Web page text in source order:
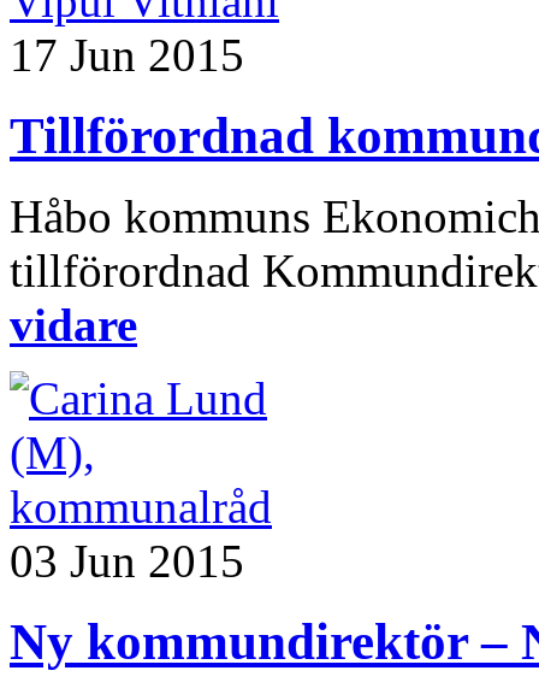
17 Jun 2015
Tillförordnad
Håbo kommuns
tillförordnad
vidare
03 Jun 2015
Ny kommundirektör –